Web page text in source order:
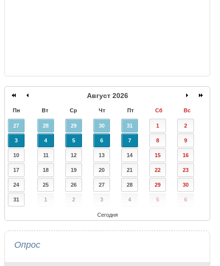
Август 2026
Пн Вт Ср Чт Пт Сб Вс
27 28 29 30 31 1 2
3 4 5 6 7 8 9
10 11 12 13 14 15 16
17 18 19 20 21 22 23
24 25 26 27 28 29 30
31 1 2 3 4 5 6
Сегодня
Опрос